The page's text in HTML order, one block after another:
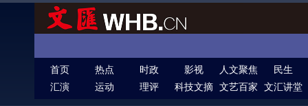
首页 热点 时政 影视 人文聚焦
民生
汇演
运动 理评 科技文摘 文艺百家 文汇讲堂